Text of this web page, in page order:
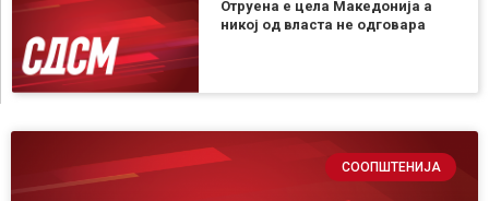
Отруена е цела Македонија а
никој од власта не одговара
СООПШТЕНИЈА